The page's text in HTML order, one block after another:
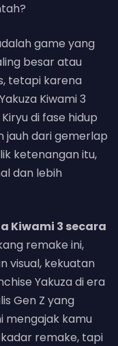
game yang
besar atau
tetapi karena
Kiwami 3
di fase hidup
jauh dari gemerlap
ketenangan itu,
dan lebih
Kiwami 3 secara
remake ini,
visual, kekuatan
Yakuza di era
Gen Z yang
mengajak kamu
remake, tapi